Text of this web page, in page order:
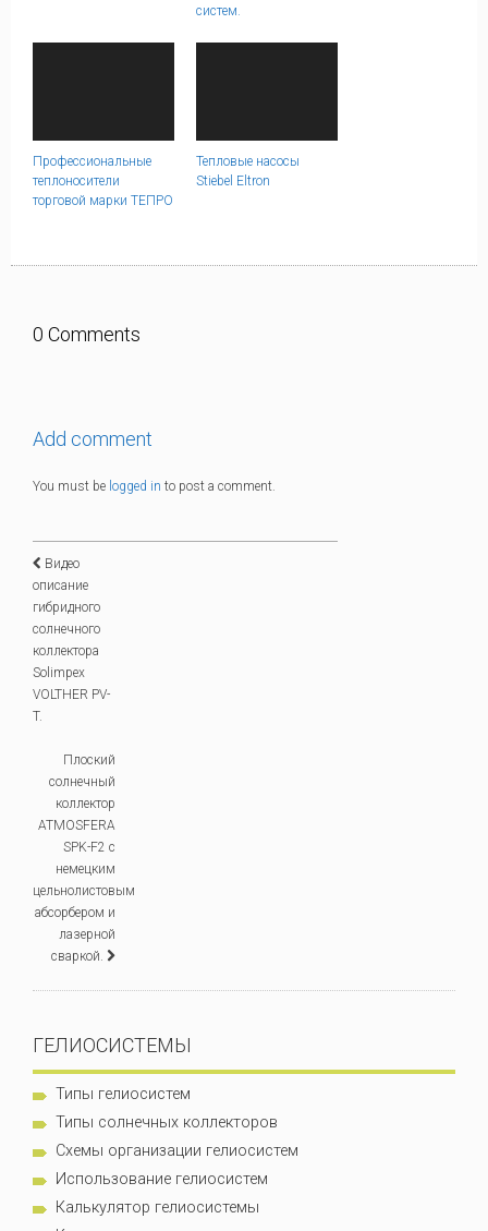
систем.
Профессиональные
теплоносители
торговой марки ТЕПРО
Тепловые насосы
Stiebel Eltron
0 Comments
Add comment
You must be logged in to post a comment.
Видео
описание
гибридного
солнечного
коллектора
Solimpex
VOLTHER PV-
T.
Плоский
солнечный
коллектор
ATMOSFERA
SPK-F2 с
немецким
цельнолистовым
абсорбером и
лазерной
сваркой.
ГЕЛИОСИСТЕМЫ
Типы гелиосистем
Типы солнечных коллекторов
Схемы организации гелиосистем
Использование гелиосистем
Калькулятор гелиосистемы